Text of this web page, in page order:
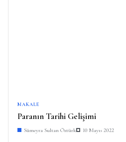
MAKALE
Paranın Tarihi Gelişimi
Sümeyra Sultan Öztürk 10 Mayıs 2022